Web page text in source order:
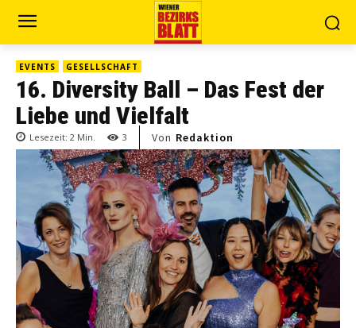
EVENTS GESELLSCHAFT
16. Diversity Ball – Das Fest der
Liebe und Vielfalt
Lesezeit: 2 Min. 3 Von Redaktion